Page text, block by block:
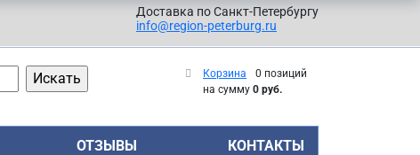
Доставка по Санкт-Петербургу
info@region-peterburg.ru
Корзина
0 позиций
на сумму 0 руб.
ОТЗЫВЫ КОНТАКТЫ